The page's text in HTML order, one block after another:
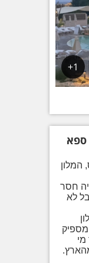
1+
ספא
המלון
חסר
לא
מי